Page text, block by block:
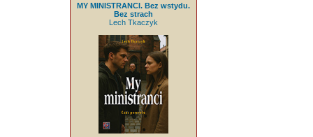
MY MINISTRANCI. Bez wstydu.
Bez strach
Lech Tkaczyk